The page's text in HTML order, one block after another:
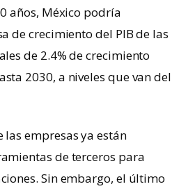
años, México podría
de crecimiento del PIB de las
de 2.4% de crecimiento
2030, a niveles que van del
las empresas ya están
de terceros para
Sin embargo, el último